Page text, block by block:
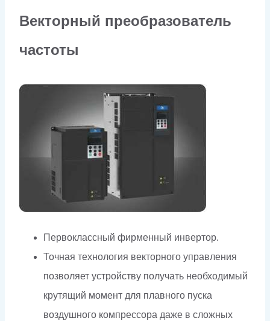
Векторный преобразователь
частоты
Первоклассный фирменный инвертор.
Точная технология векторного управления
позволяет устройству получать необходимый
крутящий момент для плавного пуска
воздушного компрессора даже в сложных